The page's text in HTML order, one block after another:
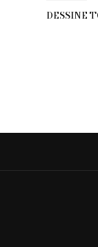
DESSINE